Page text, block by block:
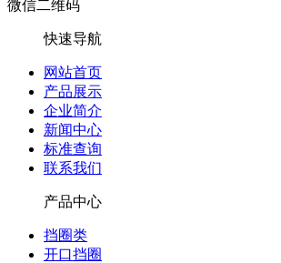
微信二维码
快速导航
网站首页
产品展示
企业简介
新闻中心
标准查询
联系我们
产品中心
挡圈类
开口挡圈